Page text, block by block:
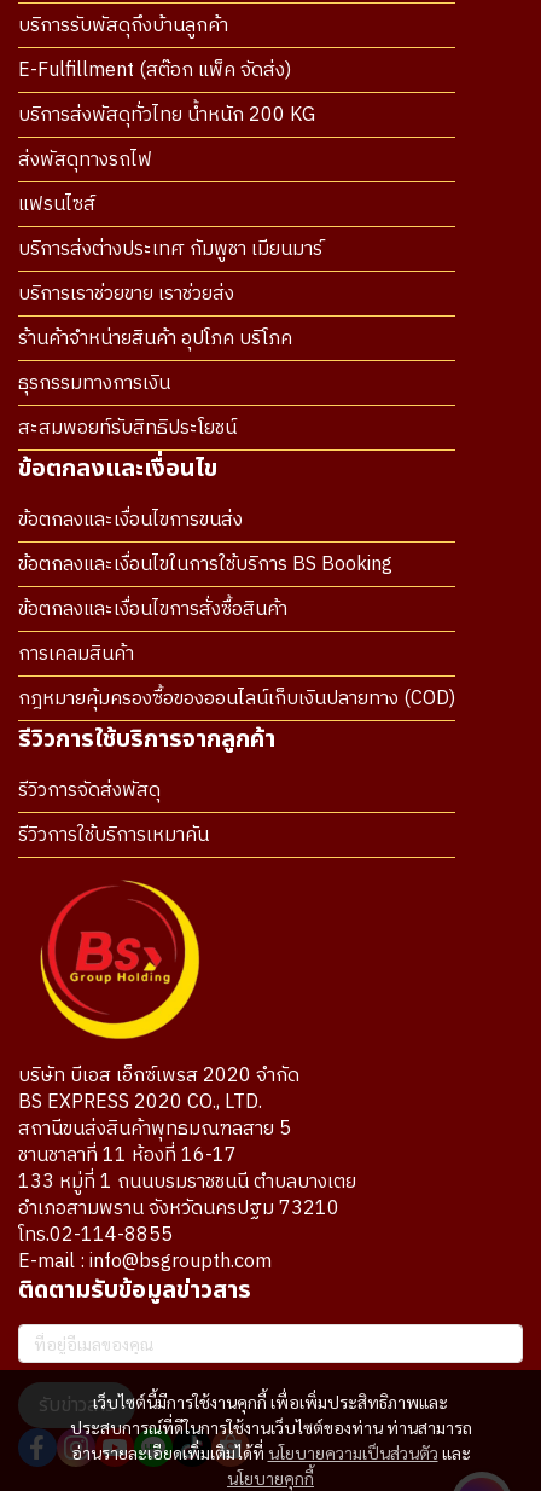
เว็บไซต์นี้มีการใช้งานคุกกี้ เพื่อเพิ่มประสิทธิภาพและ
ประสบการณ์ที่ดีในการใช้งานเว็บไซต์ของท่าน ท่านสามารถ
อ่านรายละเอียดเพิ่มเติมได้ที่ นโยบายความเป็นส่วนตัว และ
นโยบายคุกกี้
บริการรับพัสดุถึงบ้านลูกค้า
E-Fulfillment (สต๊อก แพ็ค จัดส่ง)
บริการส่งพัสดุทั่วไทย น้ำหนัก 200 KG
ส่งพัสดุทางรถไฟ
แฟรนไซส์
บริการส่งต่างประเทศ กัมพูชา เมียนมาร์
บริการเราช่วยขาย เราช่วยส่ง
ร้านค้าจำหน่ายสินค้า อุปโภค บริโภค
ธุรกรรมทางการเงิน
สะสมพอยท์รับสิทธิประโยชน์
ข้อตกลงและเงื่อนไข
ข้อตกลงและเงื่อนไขการขนส่ง
ข้อตกลงและเงื่อนไขในการใช้บริการ BS Booking
ข้อตกลงและเงื่อนไขการสั่งซื้อสินค้า
การเคลมสินค้า
กฎหมายคุ้มครองซื้อของออนไลน์เก็บเงินปลายทาง (COD)
รีวิวการใช้บริการจากลูกค้า
รีวิวการจัดส่งพัสดุ
รีวิวการใช้บริการเหมาคัน
บริษัท บีเอส เอ็กซ์เพรส 2020 จำกัด
BS EXPRESS 2020 CO., LTD.
สถานีขนส่งสินค้าพุทธมณฑลสาย 5
ชานชาลาที่ 11 ห้องที่ 16-17
133 หมู่ที่ 1 ถนนบรมราชชนนี ตำบลบางเตย
อำเภอสามพราน จังหวัดนครปฐม 73210
โทร.02-114-8855
E-mail : info@bsgroupth.com
ติดตามรับข้อมูลข่าวสาร
รับข่าวสาร